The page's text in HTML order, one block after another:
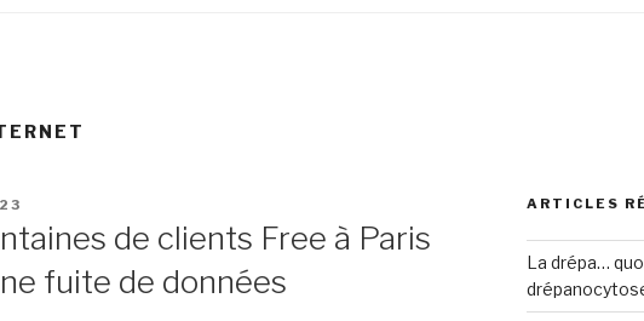
de clients Free à Paris
fuite de données
ARTICLES
La drépa…